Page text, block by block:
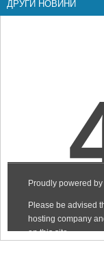
ДРУГИ НОВИНИ